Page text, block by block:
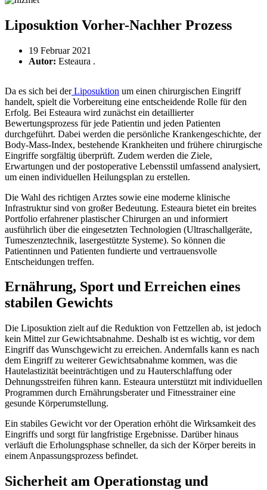
Liposuktion Vorher-Nachher Prozess
19 Februar 2021
Autor: Esteaura .
Da es sich bei derLiposuktion um einen chirurgischen Eingriff
handelt, spielt die Vorbereitung eine entscheidende Rolle für den
Erfolg. Bei Esteaura wird zunächst ein detaillierter
Bewertungsprozess für jede Patientin und jeden Patienten
durchgeführt. Dabei werden die persönliche Krankengeschichte, der
Body-Mass-Index, bestehende Krankheiten und frühere chirurgische
Eingriffe sorgfältig überprüft. Zudem werden die Ziele,
Erwartungen und der postoperative Lebensstil umfassend analysiert,
um einen individuellen Heilungsplan zu erstellen.
Die Wahl des richtigen Arztes sowie eine moderne klinische
Infrastruktur sind von großer Bedeutung. Esteaura bietet ein breites
Portfolio erfahrener plastischer Chirurgen an und informiert
ausführlich über die eingesetzten Technologien (Ultraschallgeräte,
Tumeszenztechnik, lasergestützte Systeme). So können die
Patientinnen und Patienten fundierte und vertrauensvolle
Entscheidungen treffen.
Ernährung, Sport und Erreichen eines
stabilen Gewichts
Die Liposuktion zielt auf die Reduktion von Fettzellen ab, ist jedoch
kein Mittel zur Gewichtsabnahme. Deshalb ist es wichtig, vor dem
Eingriff das Wunschgewicht zu erreichen. Andernfalls kann es nach
dem Eingriff zu weiterer Gewichtsabnahme kommen, was die
Hautelastizität beeinträchtigen und zu Hauterschlaffung oder
Dehnungsstreifen führen kann. Esteaura unterstützt mit individuellen
Programmen durch Ernährungsberater und Fitnesstrainer eine
gesunde Körperumstellung.
Ein stabiles Gewicht vor der Operation erhöht die Wirksamkeit des
Eingriffs und sorgt für langfristige Ergebnisse. Darüber hinaus
verläuft die Erholungsphase schneller, da sich der Körper bereits in
einem Anpassungsprozess befindet.
Sicherheit am Operationstag und